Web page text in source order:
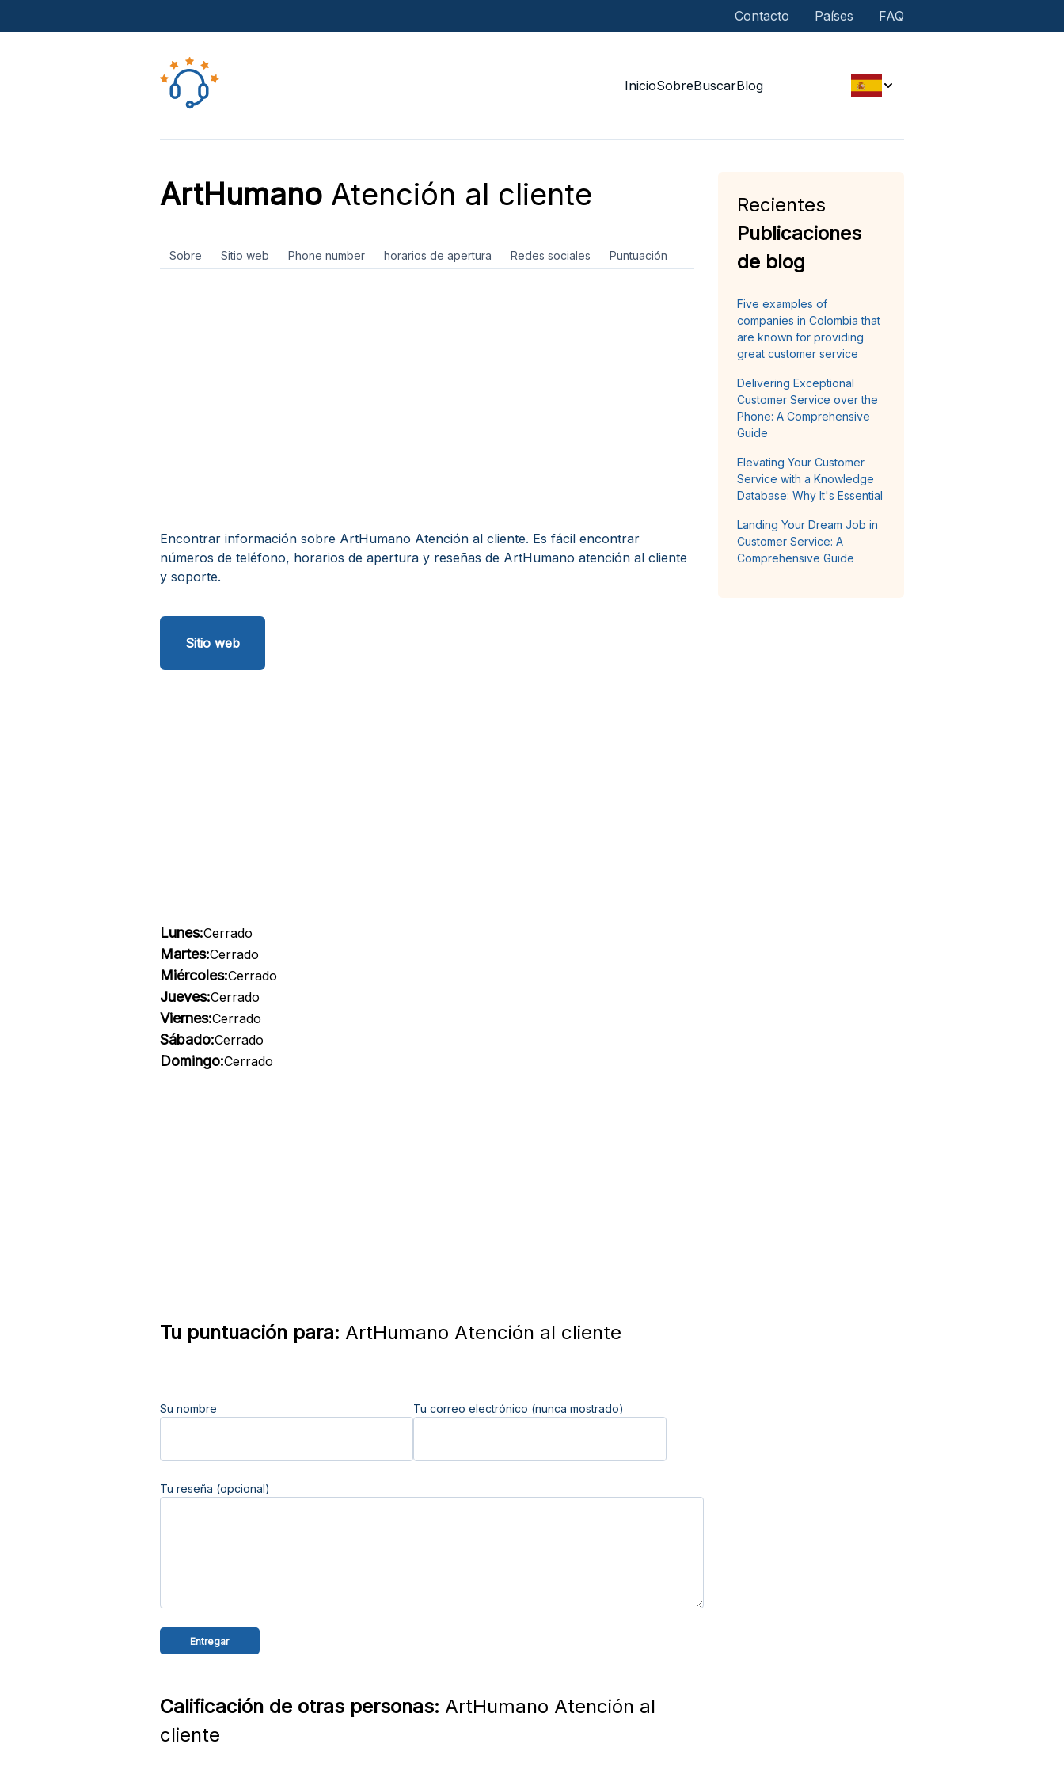
Contacto Países FAQ
InicioSobreBuscarBlog
ArtHumanoAtención al cliente
Sobre Sitio web Phone number horarios de apertura Redes sociales Puntuación
Encontrar información sobre ArtHumano Atención al cliente. Es fácil encontrar
números de teléfono, horarios de apertura y reseñas de ArtHumano atención al cliente
y soporte.
Sitio web
Lunes:Cerrado
Martes:Cerrado
Miércoles:Cerrado
Jueves:Cerrado
Viernes:Cerrado
Sábado:Cerrado
Domingo:Cerrado
Tu puntuación para: ArtHumano Atención al cliente
Su nombre Tu correo electrónico (nunca mostrado)
Tu reseña (opcional)
Calificación de otras personas: ArtHumano Atención al
cliente
Recientes
Publicaciones
de blog
Five examples of
companies in Colombia that
are known for providing
great customer service
Delivering Exceptional
Customer Service over the
Phone: A Comprehensive
Guide
Elevating Your Customer
Service with a Knowledge
Database: Why It's Essential
Landing Your Dream Job in
Customer Service: A
Comprehensive Guide